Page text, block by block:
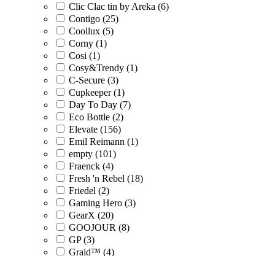
Clic Clac tin by Areka (6)
Contigo (25)
Coollux (5)
Corny (1)
Cosi (1)
Cosy&Trendy (1)
C-Secure (3)
Cupkeeper (1)
Day To Day (7)
Eco Bottle (2)
Elevate (156)
Emil Reimann (1)
empty (101)
Fraenck (4)
Fresh 'n Rebel (18)
Friedel (2)
Gaming Hero (3)
GearX (20)
GOOJOUR (8)
GP (3)
Graid™ (4)